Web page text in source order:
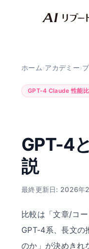
ホーム›アカデミー›
GPT-4 Claude 性能
GPT-4
説
最終更新日: 2026年
比較は「文章/コ
GPT-4系、長文の
のか」が決めきれ